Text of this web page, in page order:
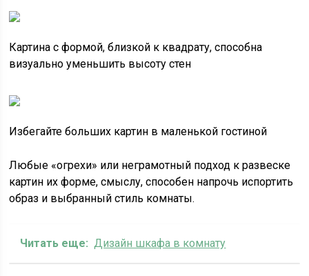
Картина с формой, близкой к квадрату, способна
визуально уменьшить высоту стен
Избегайте больших картин в маленькой гостиной
Любые «огрехи» или неграмотный подход к развеске
картин их форме, смыслу, способен напрочь испортить
образ и выбранный стиль комнаты.
Читать еще: Дизайн шкафа в комнату